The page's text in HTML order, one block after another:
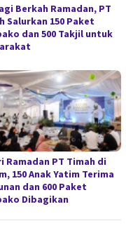
Berkah Ramadan, PT
Salurkan 150 Paket
dan 500 Takjil untuk
Ramadan PT Timah di
150 Anak Yatim Terima
dan 600 Paket
Dibagikan